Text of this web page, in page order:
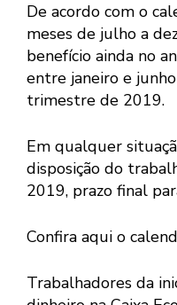
De acordo com o
meses de julho a
benefício ainda no
entre janeiro e
trimestre de 2019.
Em qualquer
disposição do
2019, prazo final
Confira aqui o
Trabalhadores da